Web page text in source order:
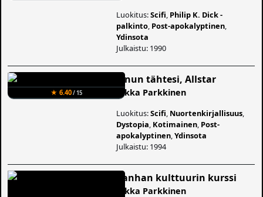
Luokitus:Scifi Philip K. Dick -
palkinto Post-apokalyptinen
Ydinsota
Julkaistu: 1990
★ 6.40/ 15
Sinun tähtesi, Allstar
Jukka Parkkinen
Luokitus:Scifi Nuortenkirjallisuus
Dystopia Kotimainen Post-
apokalyptinen ,Ydinsota
Julkaistu: 1994
Vanhan kulttuurin kurssi
Jukka Parkkinen